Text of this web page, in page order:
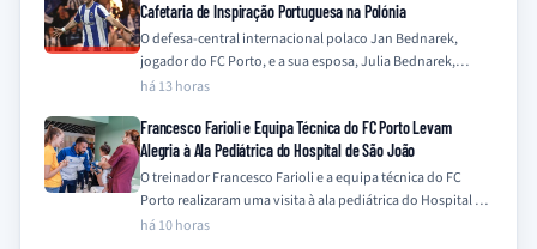
Cafetaria de Inspiração Portuguesa na Polónia
O defesa-central internacional polaco Jan Bednarek,
jogador do FC Porto, e a sua esposa, Julia Bednarek,
embarcaram numa nova iniciativa empresarial na…
há 13 horas
Francesco Farioli e Equipa Técnica do FC Porto Levam
Alegria à Ala Pediátrica do Hospital de São João
O treinador Francesco Farioli e a equipa técnica do FC
Porto realizaram uma visita à ala pediátrica do Hospital de
São João,…
há 10 horas